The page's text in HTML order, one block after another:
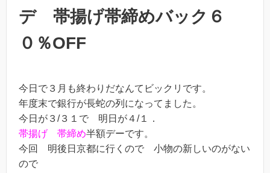
デ 帯揚げ帯締めバック６
０％OFF
今日で３月も終わりだなんてビックリです。
年度末で銀行が長蛇の列になってました。
今日が３/３１で 明日が４/１．
帯揚げ
帯締め半額デーです。
今回 明後日京都に行くので 小物の新しいのがない
ので